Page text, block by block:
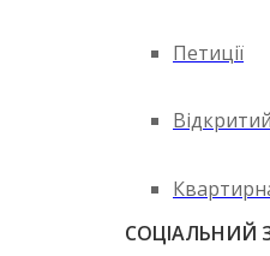
Петиції
СОЦІАЛЬНИЙ